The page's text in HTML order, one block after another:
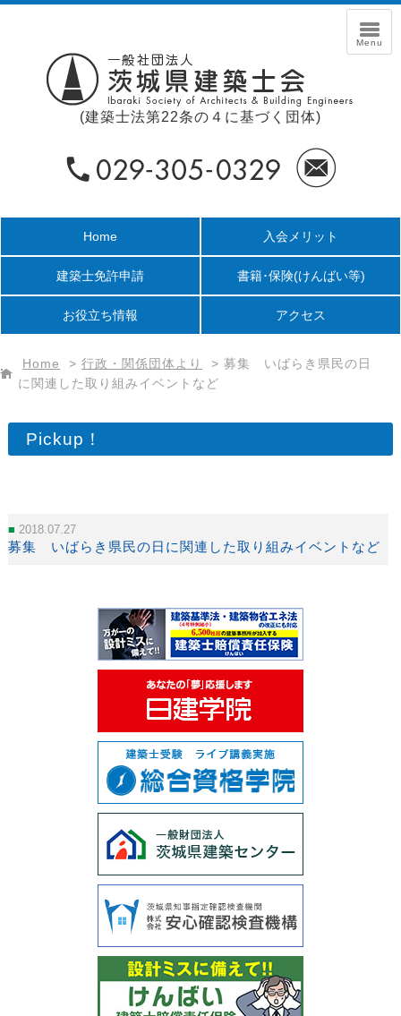
(建築士法第22条の４に基づく団体)
Home 入会メリット
建築士免許申請 書籍･保険(けんばい等)
お役立ち情報 アクセス
Home > 行政・関係団体より > 募集 いばらき県民の日
に関連した取り組みイベントなど
Pickup！
2018.07.27
募集 いばらき県民の日に関連した取り組みイベントなど